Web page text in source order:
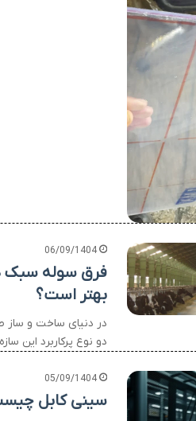
06/09/1404
فرق سوله سبک
بهتر است؟
در دنیای ساخت و ساز
دو نوع پرکاربرد این
05/09/1404
سینی کابل